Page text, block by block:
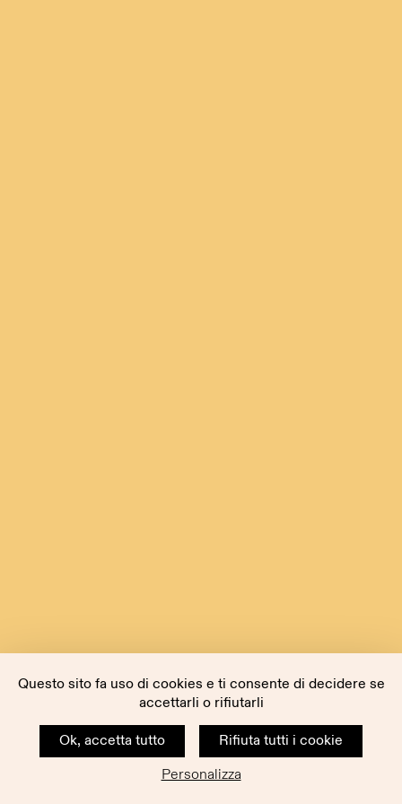
Questo sito fa uso di cookies e ti consente di decidere se
accettarli o rifiutarli
Ok, accetta tutto
Rifiuta tutti i cookie
Personalizza